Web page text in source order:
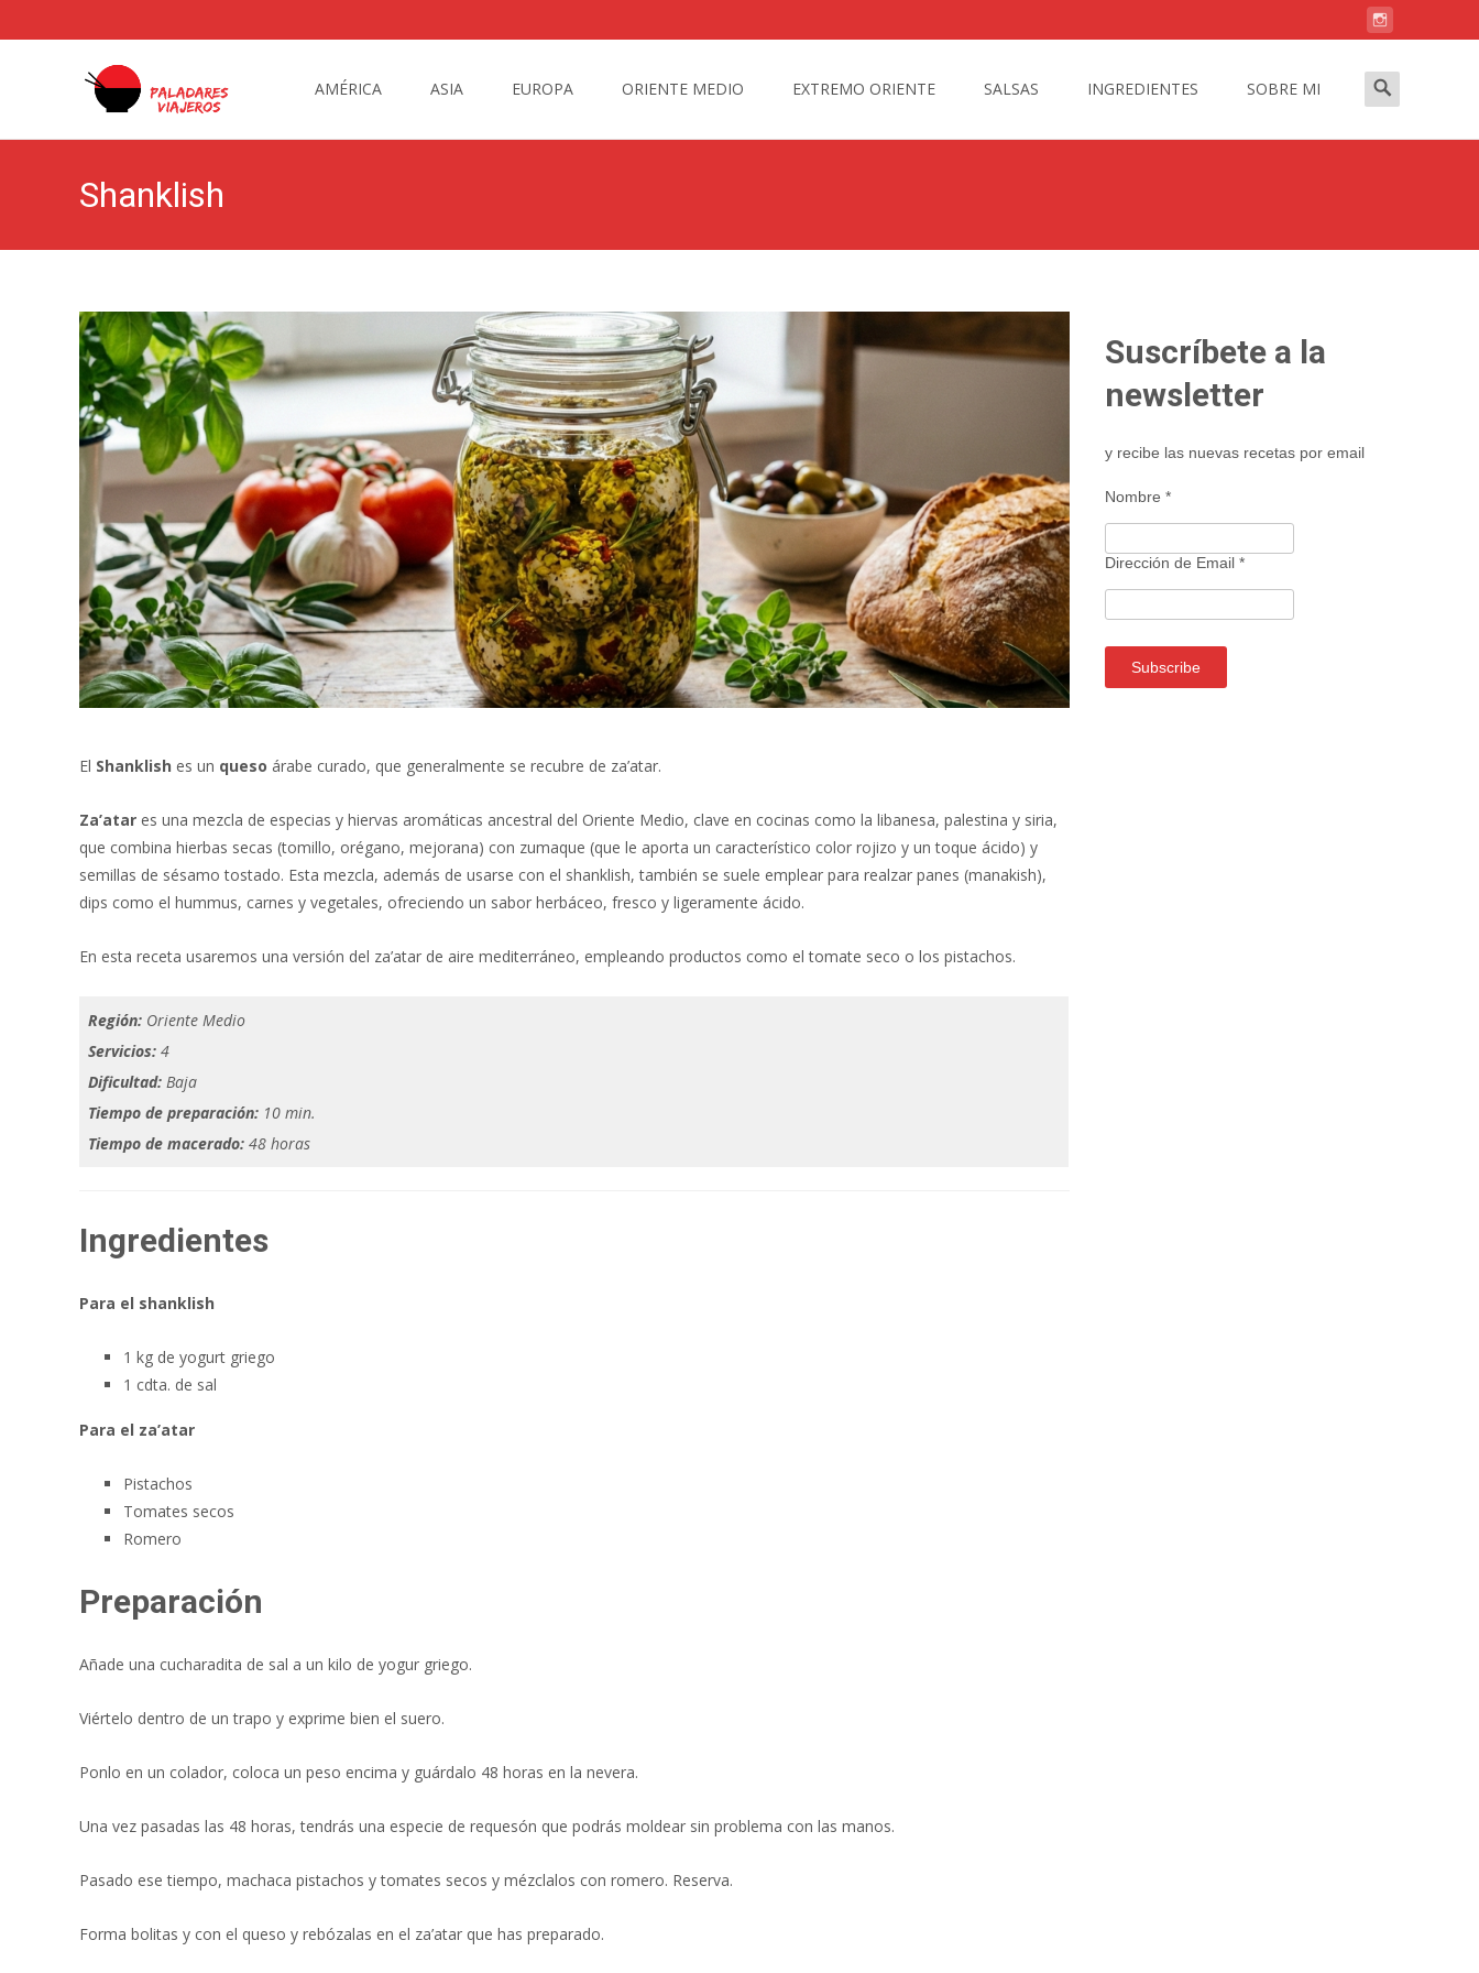
AMÉRICA ASIA EUROPA ORIENTE MEDIO EXTREMO ORIENTE SALSAS INGREDIENTES SOBRE MI Buscar:
Shanklish
El Shanklish es un queso árabe curado, que generalmente se recubre de za’atar.
Za’atar es una mezcla de especias y hiervas aromáticas ancestral del Oriente Medio, clave en cocinas como la libanesa, palestina y siria,
que combina hierbas secas (tomillo, orégano, mejorana) con zumaque (que le aporta un característico color rojizo y un toque ácido) y
semillas de sésamo tostado. Esta mezcla, además de usarse con el shanklish, también se suele emplear para realzar panes (manakish),
dips como el hummus, carnes y vegetales, ofreciendo un sabor herbáceo, fresco y ligeramente ácido.
En esta receta usaremos una versión del za’atar de aire mediterráneo, empleando productos como el tomate seco o los pistachos.
Región: Oriente Medio
Servicios: 4
Dificultad: Baja
Tiempo de preparación: 10 min.
Tiempo de macerado: 48 horas
Ingredientes
Para el shanklish
1 kg de yogurt griego
1 cdta. de sal
Para el za’atar
Pistachos
Tomates secos
Romero
Preparación
Añade una cucharadita de sal a un kilo de yogur griego.
Viértelo dentro de un trapo y exprime bien el suero.
Ponlo en un colador, coloca un peso encima y guárdalo 48 horas en la nevera.
Una vez pasadas las 48 horas, tendrás una especie de requesón que podrás moldear sin problema con las manos.
Pasado ese tiempo, machaca pistachos y tomates secos y mézclalos con romero. Reserva.
Forma bolitas y con el queso y rebózalas en el za’atar que has preparado.
Suscríbete a la
newsletter
y recibe las nuevas recetas por email
Nombre *
Dirección de Email *